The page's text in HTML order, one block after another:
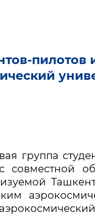
пилотов
группа